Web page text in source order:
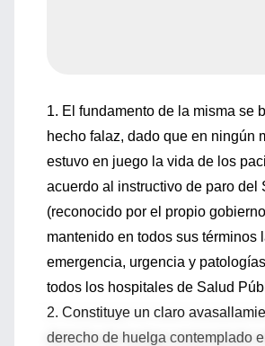
1. El fundamento de la misma se
hecho falaz, dado que en ningún
estuvo en juego la vida de los
acuerdo al instructivo de paro del
(reconocido por el propio
mantenido en todos sus términos
emergencia, urgencia y
todos los hospitales de Salud
2. Constituye un claro
derecho de huelga contemplado